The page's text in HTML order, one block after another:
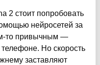
2 стоит попробовать
нейросетей за
то привычным —
Но скорость
заставляют